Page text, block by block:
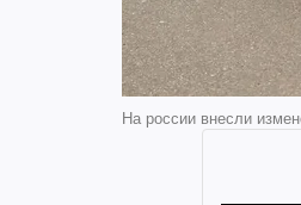
На россии внесли